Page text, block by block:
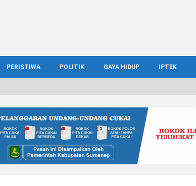
PERISTIWA POLITIK GAYA HIDUP IPTEK